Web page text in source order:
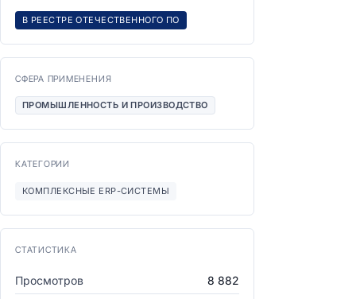
В РЕЕСТРЕ ОТЕЧЕСТВЕННОГО ПО
СФЕРА ПРИМЕНЕНИЯ
ПРОМЫШЛЕННОСТЬ И ПРОИЗВОДСТВО
КАТЕГОРИИ
КОМПЛЕКСНЫЕ ERP-СИСТЕМЫ
СТАТИСТИКА
Просмотров 8 882